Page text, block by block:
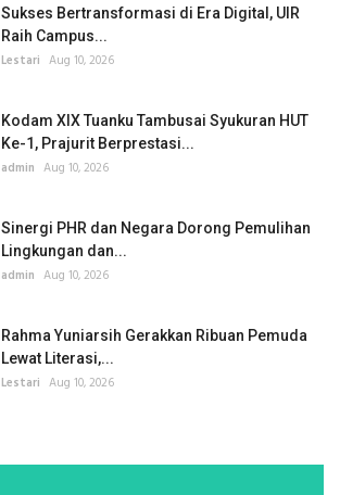
Sukses Bertransformasi di Era Digital, UIR
Raih Campus...
Lestari Aug 10, 2026
Kodam XIX Tuanku Tambusai Syukuran HUT
Ke-1, Prajurit Berprestasi...
admin Aug 10, 2026
Sinergi PHR dan Negara Dorong Pemulihan
Lingkungan dan...
admin Aug 10, 2026
Rahma Yuniarsih Gerakkan Ribuan Pemuda
Lewat Literasi,...
Lestari Aug 10, 2026